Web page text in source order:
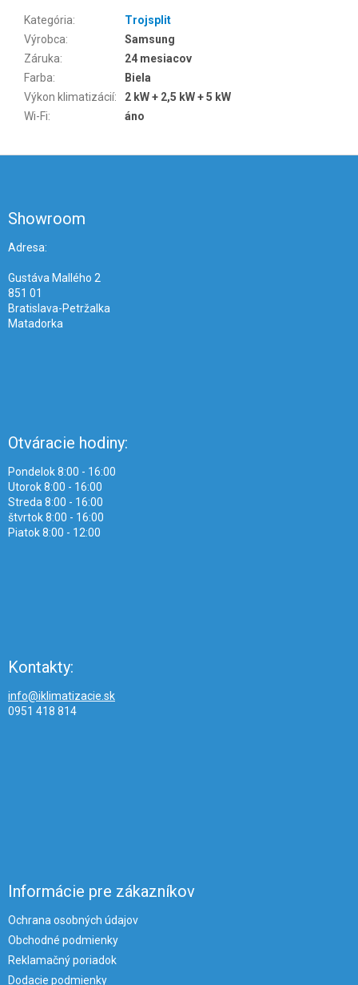
Kategória:
Trojsplit
Výrobca:
Samsung
Záruka:
24 mesiacov
Farba:
Biela
Výkon klimatizácií:
2 kW + 2,5 kW + 5 kW
Wi-Fi: áno
Showroom
Adresa:
Gustáva Mallého 2
851 01
Bratislava-Petržalka
Matadorka
Otváracie hodiny:
Pondelok 8:00 - 16:00
Utorok 8:00 - 16:00
Streda 8:00 - 16:00
štvrtok 8:00 - 16:00
Piatok 8:00 - 12:00
Kontakty:
info@iklimatizacie.sk
0951 418 814
Informácie pre zákazníkov
Ochrana osobných údajov
Obchodné podmienky
Reklamačný poriadok
Dodacie podmienky